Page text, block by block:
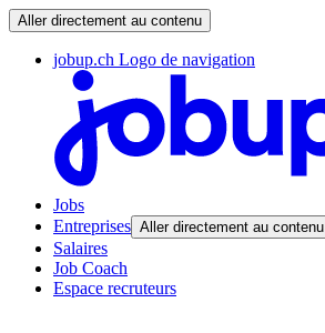
Aller directement au contenu
jobup.ch Logo de navigation
Jobs
Entreprises Aller directement au contenu
Salaires
Job Coach
Espace recruteurs